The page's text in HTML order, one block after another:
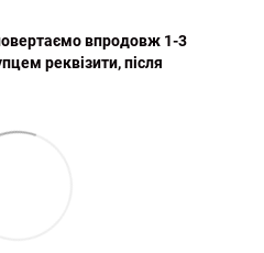
впродовж 1-3
реквізити, після